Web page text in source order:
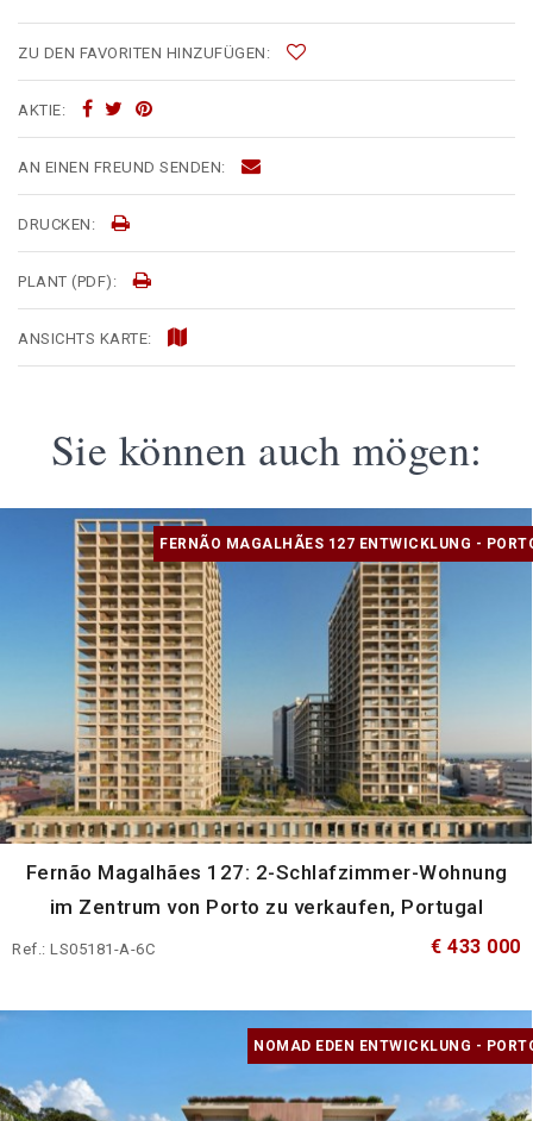
ZU DEN FAVORITEN HINZUFÜGEN:
AKTIE:
AN EINEN FREUND SENDEN:
DRUCKEN:
PLANT (PDF):
ANSICHTS KARTE:
Sie können auch mögen:
FERNÃO MAGALHÃES 127 ENTWICKLUNG -
Fernão Magalhães 127: 2-Schlafzimmer-Wohnung
im Zentrum von Porto zu verkaufen, Portugal
Ref.: LS05181-A-6C € 433 000
NOMAD EDEN ENTWICKLUNG -